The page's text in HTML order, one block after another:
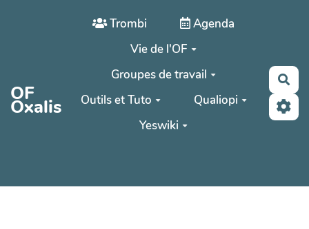
Aller au contenu principal
OF
Oxalis
Trombi
Agenda
Vie de l'OF
Groupes de travail
Outils et Tuto
Qualiopi
Yeswiki